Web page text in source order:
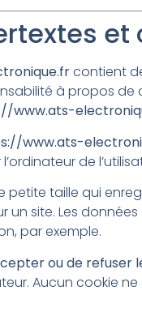
et
contient
à propos de
www.ats-
www.ats-
de
petite taille qui
un site. Les
par exemple.
ou de refuser
Aucun cookie